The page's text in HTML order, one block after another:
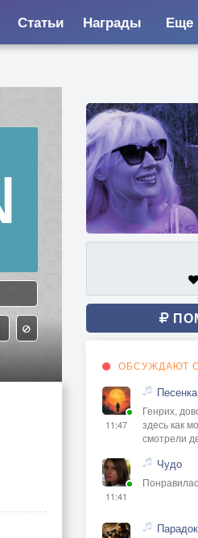
Статьи Награды Еще
ОБСУЖДАЮТ
11:47
Генрих,
здесь как
смотрели
11:41
Чудо